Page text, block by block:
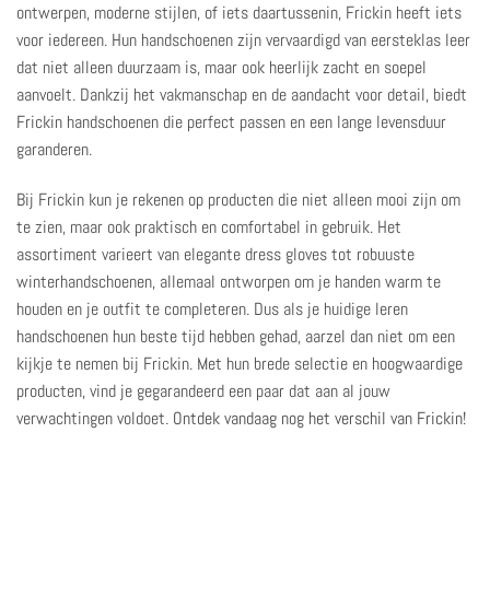
ontwerpen, moderne stijlen, of iets daartussenin, Frickin heeft iets
voor iedereen. Hun handschoenen zijn vervaardigd van eersteklas leer
dat niet alleen duurzaam is, maar ook heerlijk zacht en soepel
aanvoelt. Dankzij het vakmanschap en de aandacht voor detail, biedt
Frickin handschoenen die perfect passen en een lange levensduur
garanderen.
Bij Frickin kun je rekenen op producten die niet alleen mooi zijn om
te zien, maar ook praktisch en comfortabel in gebruik. Het
assortiment varieert van elegante dress gloves tot robuuste
winterhandschoenen, allemaal ontworpen om je handen warm te
houden en je outfit te completeren. Dus als je huidige leren
handschoenen hun beste tijd hebben gehad, aarzel dan niet om een
kijkje te nemen bij Frickin. Met hun brede selectie en hoogwaardige
producten, vind je gegarandeerd een paar dat aan al jouw
verwachtingen voldoet. Ontdek vandaag nog het verschil van Frickin!